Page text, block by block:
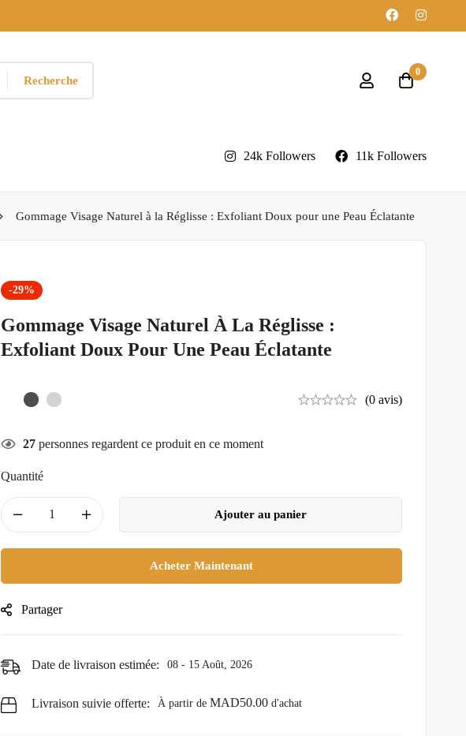
Recherche
0
24k Followers 11k Followers
Gommage Visage Naturel à la Réglisse : Exfoliant Doux pour une Peau Éclatante
-29%
Gommage Visage Naturel À La Réglisse :
Exfoliant Doux Pour Une Peau Éclatante
(0 avis)
27 personnes regardent ce produit en ce moment
Quantité
Ajouter au panier
Acheter Maintenant
Partager
Date de livraison estimée: 08 - 15 Août, 2026
Livraison suivie offerte: À partir de MAD50.00 d'achat